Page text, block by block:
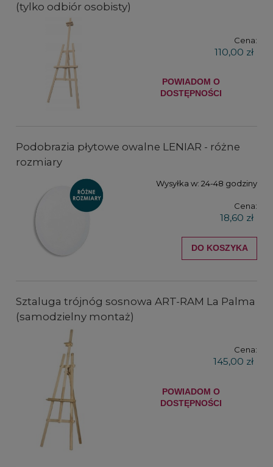
(tylko odbiór osobisty)
Cena:
110,00 zł
POWIADOM O
DOSTĘPNOŚCI
Podobrazia płytowe owalne LENIAR - różne
rozmiary
Wysyłka w: 24-48 godziny
Cena:
18,60 zł
DO KOSZYKA
Sztaluga trójnóg sosnowa ART-RAM La Palma
(samodzielny montaż)
Cena:
145,00 zł
POWIADOM O
DOSTĘPNOŚCI